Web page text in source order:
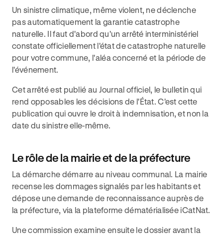
Un sinistre climatique, même violent, ne déclenche
pas automatiquement la garantie catastrophe
naturelle. Il faut d'abord qu'un arrêté interministériel
constate officiellement l'état de catastrophe naturelle
pour votre commune, l'aléa concerné et la période de
l'événement.
Cet arrêté est publié au Journal officiel, le bulletin qui
rend opposables les décisions de l'État. C'est cette
publication qui ouvre le droit à indemnisation, et non la
date du sinistre elle-même.
Le rôle de la mairie et de la préfecture
La démarche démarre au niveau communal. La mairie
recense les dommages signalés par les habitants et
dépose une demande de reconnaissance auprès de
la préfecture, via la plateforme dématérialisée iCatNat.
Une commission examine ensuite le dossier avant la